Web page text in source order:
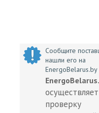
Сообщите
нашли его на
EnergoBelarus.by
осуществляет
проверку